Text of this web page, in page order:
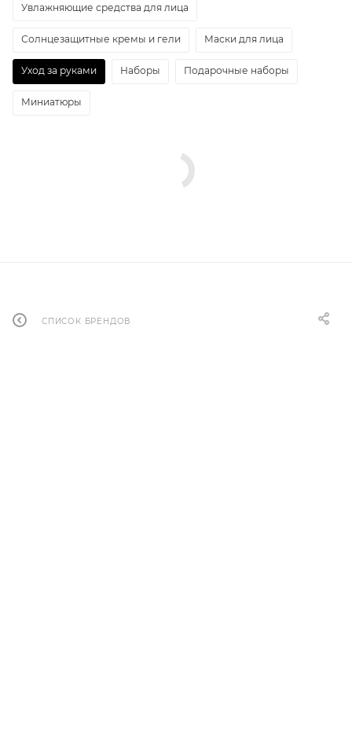
Увлажняющие средства для лица
Солнцезащитные кремы и гели Маски для лица
Уход за руками Наборы Подарочные наборы
Миниатюры
СПИСОК БРЕНДОВ